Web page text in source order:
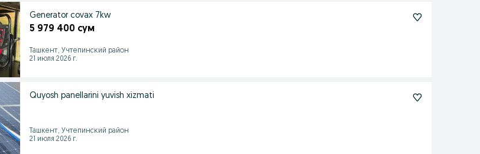
Generator covax 7kw
5 979 400 сум
Ташкент, Учтепинский район
21 июля 2026 г.
Quyosh panellarini yuvish xizmati
Ташкент, Учтепинский район
21 июля 2026 г.